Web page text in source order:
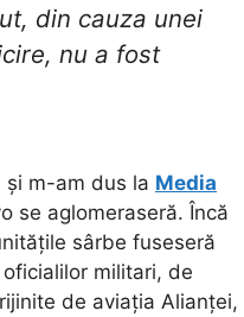
din cauza unei
nu a fost
și m-am dus la Media
se aglomeraseră. Încă
sârbe fuseseră
militari, de
de aviația Alianței,